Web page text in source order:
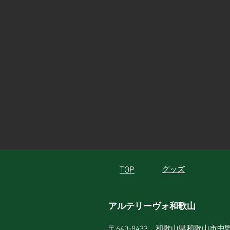
TOP グッズ
アルテリーヴォ和歌山